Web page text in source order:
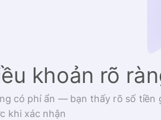
khoản rõ
có phí ẩn — bạn thấy rõ số tiền
khi xác nhận